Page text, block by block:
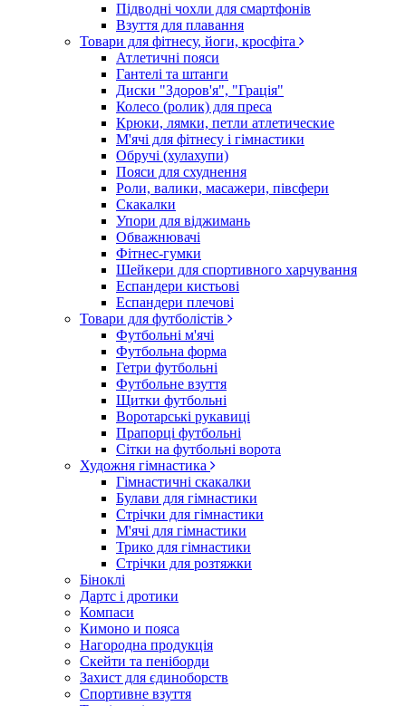
Підводні чохли для смартфонів
Взуття для плавання
Товари для фітнесу, йоги, кросфіта
Атлетичні пояси
Гантелі та штанги
Диски "Здоров'я", "Грація"
Колесо (ролик) для преса
Крюки, лямки, петли атлетические
М'ячі для фітнесу і гімнастики
Обручі (хулахупи)
Пояси для схуднення
Роли, валики, масажери, півсфери
Скакалки
Упори для віджимань
Обважнювачі
Фітнес-гумки
Шейкери для спортивного харчування
Еспандери кистьові
Еспандери плечові
Товари для футболістів
Футбольні м'ячі
Футбольна форма
Гетри футбольні
Футбольне взуття
Щитки футбольні
Воротарські рукавиці
Прапорці футбольні
Сітки на футбольні ворота
Художня гімнастика
Гімнастичні скакалки
Булави для гімнастики
Стрічки для гімнастики
М'ячі для гімнастики
Трико для гімнастики
Стрічки для розтяжки
Біноклі
Дартс і дротики
Компаси
Кимоно и пояса
Нагородна продукція
Скейти та пеніборди
Захист для єдиноборств
Спортивне взуття